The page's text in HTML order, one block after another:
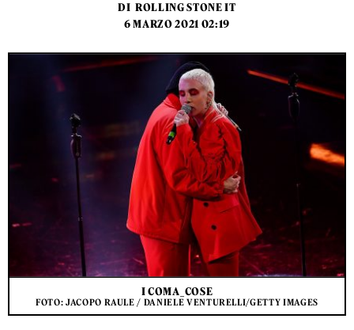
DI ROLLING STONE IT
6 MARZO 2021 02:19
I COMA_COSE
FOTO: JACOPO RAULE / DANIELE VENTURELLI/GETTY IMAGES